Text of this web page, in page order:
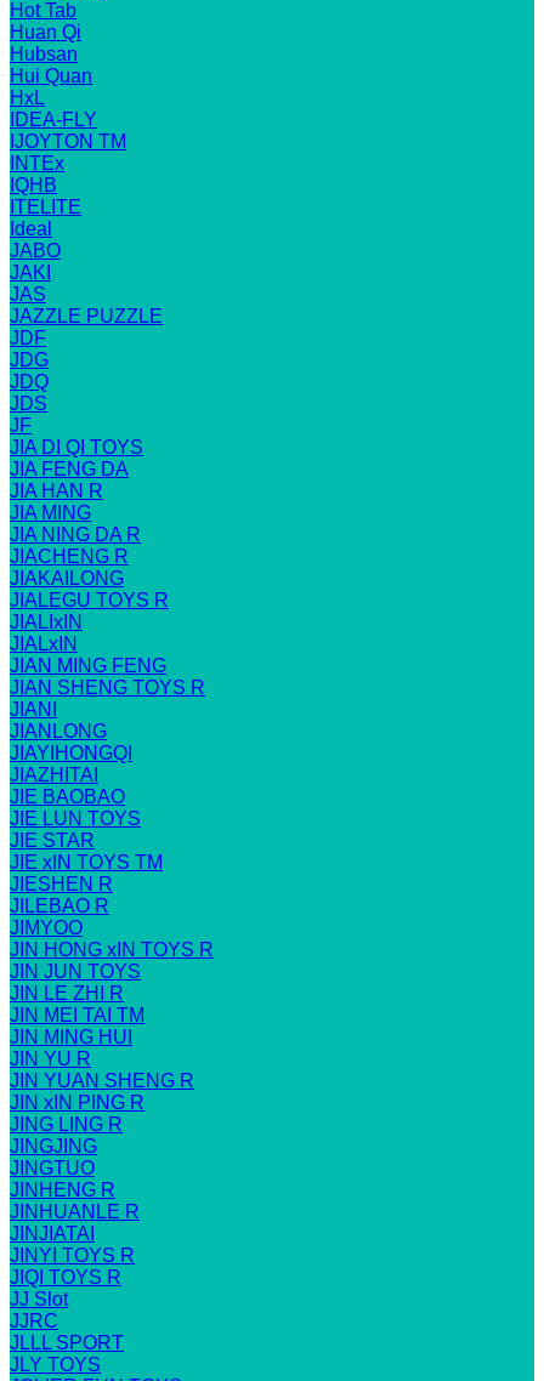
Hot Tab
Huan Qi
Hubsan
Hui Quan
HxL
IDEA-FLY
IJOYTON TM
INTEx
IQHB
ITELITE
Ideal
JABO
JAKI
JAS
JAZZLE PUZZLE
JDF
JDG
JDQ
JDS
JF
JIA DI QI TOYS
JIA FENG DA
JIA HAN R
JIA MING
JIA NING DA R
JIACHENG R
JIAKAILONG
JIALEGU TOYS R
JIALIxIN
JIALxIN
JIAN MING FENG
JIAN SHENG TOYS R
JIANI
JIANLONG
JIAYIHONGQI
JIAZHITAI
JIE BAOBAO
JIE LUN TOYS
JIE STAR
JIE xIN TOYS TM
JIESHEN R
JILEBAO R
JIMYOO
JIN HONG xIN TOYS R
JIN JUN TOYS
JIN LE ZHI R
JIN MEI TAI TM
JIN MING HUI
JIN YU R
JIN YUAN SHENG R
JIN xIN PING R
JING LING R
JINGJING
JINGTUO
JINHENG R
JINHUANLE R
JINJIATAI
JINYI TOYS R
JIQI TOYS R
JJ Slot
JJRC
JLLL SPORT
JLY TOYS